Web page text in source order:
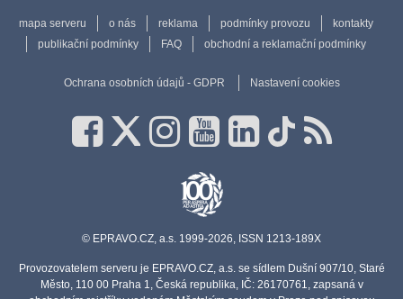
mapa serveru o nás reklama podmínky provozu
kontakty
publikační podmínky
FAQ obchodní a reklamační podmínky
Ochrana osobních údajů - GDPR Nastavení cookies
© EPRAVO.CZ, a.s. 1999-2026, ISSN 1213-189X
Provozovatelem serveru je EPRAVO.CZ, a.s. se sídlem Dušní 907/10, Staré
Město, 110 00 Praha 1, Česká republika, IČ: 26170761, zapsaná v